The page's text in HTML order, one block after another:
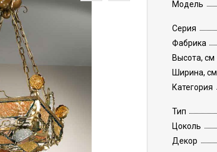
Модель
Серия
Фабрика
Высота, см
Ширина, см
Категория
Тип
Цоколь
Декор